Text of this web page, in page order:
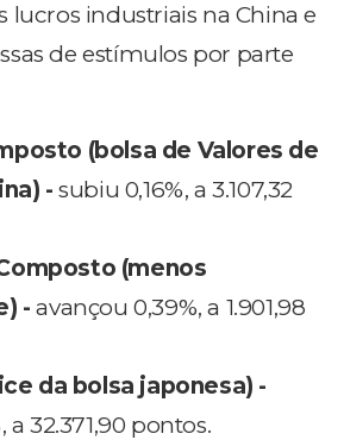
lucros industriais na China e
de estímulos por parte
(bolsa de Valores de
- subiu 0,16%, a 3.107,32
(menos
- avançou 0,39%, a 1.901,98
da bolsa japonesa) -
a 32.371,90 pontos.